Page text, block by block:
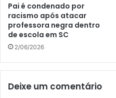
Pai é condenado por
racismo após atacar
professora negra dentro
de escola em SC
2/06/2026
Deixe um comentário